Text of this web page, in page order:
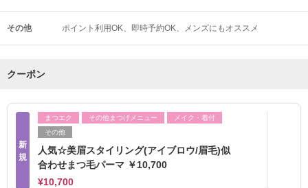
その他 ポイント利用OK 即時予約OK メンズにもオススメ
クーポン
新
規
まつエク その他まつげメニュー
メイク・着付
その他
人気☆美眉スタイリング(アイブロウ/眉毛)似
合わせまつ毛パーマ ￥10,700
¥10,700